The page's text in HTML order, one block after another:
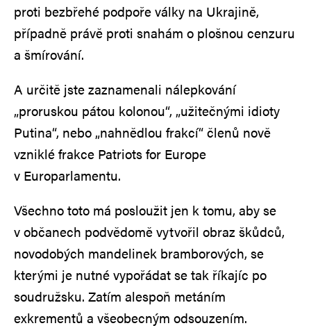
proti bezbřehé podpoře války na Ukrajině,
případně právě proti snahám o plošnou cenzuru
a šmírování.
A určitě jste zaznamenali nálepkování
„proruskou pátou kolonou“, „užitečnými idioty
Putina“, nebo „nahnědlou frakcí“ členů nově
vzniklé frakce Patriots for Europe
v Europarlamentu.
Všechno toto má posloužit jen k tomu, aby se
v občanech podvědomě vytvořil obraz škůdců,
novodobých mandelinek bramborových, se
kterými je nutné vypořádat se tak říkajíc po
soudružsku. Zatím alespoň metáním
exkrementů a všeobecným odsouzením.